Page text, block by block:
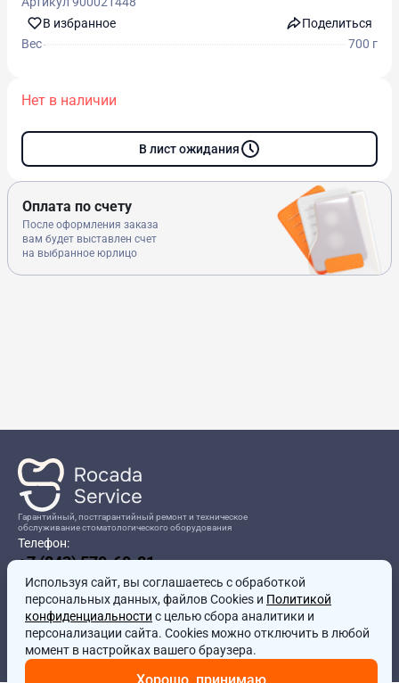
В избранноe
Поделиться
Вес
700 г
Нет в наличии
В лист ожидания
Оплата по счету
После оформления заказа
вам будет выставлен счет
на выбранное юрлицо
Гарантийный, постгарантийный ремонт и техническое
обслуживание стоматологического оборудования
Телефон:
+7 (843) 570-60-81
Режим работы:8:00-17:00
Адрес:
г.Казань, ул.Проспект Победы, д.204в
Почта:
service@rocadamed.ru
Используя сайт, вы соглашаетесь с обработкой
персональных данных, файлов Cookies и Политикой
конфиденциальности с целью сбора аналитики и
персонализации сайта. Cookies можно отключить в любой
момент в настройках вашего браузера.